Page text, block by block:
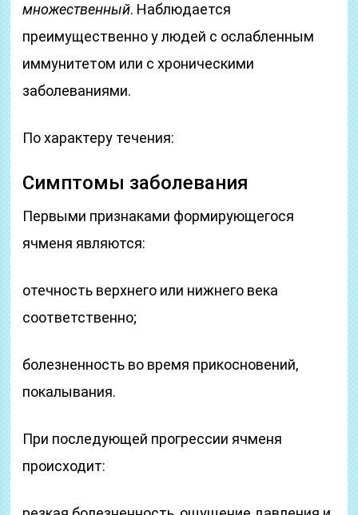
множественный. Наблюдается
преимущественно у людей с ослабленным
иммунитетом или с хроническими
заболеваниями.
По характеру течения:
Симптомы заболевания
Первыми признаками формирующегося
ячменя являются:
отечность верхнего или нижнего века
соответственно;
болезненность во время прикосновений,
покалывания.
При последующей прогрессии ячменя
происходит: